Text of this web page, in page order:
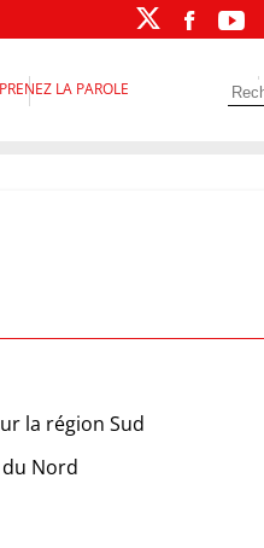
PRENEZ LA PAROLE
la région Sud
Nord